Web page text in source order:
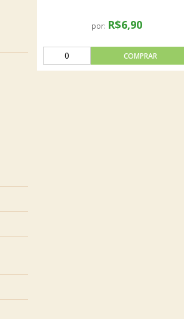
por: R$6,90